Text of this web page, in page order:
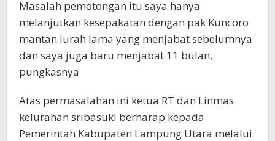
Masalah pemotongan itu saya hanya
melanjutkan kesepakatan dengan pak Kuncoro
mantan lurah lama yang menjabat sebelumnya
dan saya juga baru menjabat 11 bulan,
pungkasnya
Atas permasalahan ini ketua RT dan Linmas
kelurahan sribasuki berharap kepada
Pemerintah Kabupaten Lampung Utara melalui